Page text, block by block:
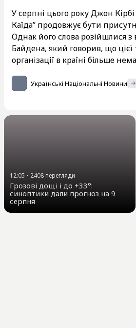
У серпні цього року Джон
Каїда” продовжує бути
Однак його слова розійшлися
Байдена, який говорив, що цієї
організації в країні більше
Українські Національні Новини
12:05 • 2408перегляди
Грозові дощі і до +33°:
синоптики дали прогноз на 9
серпня